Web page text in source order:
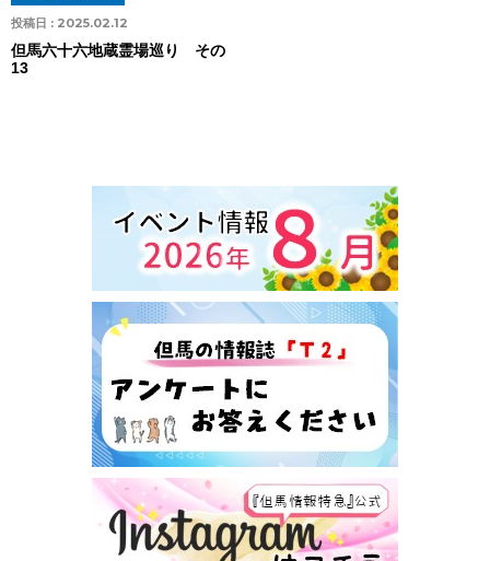
投稿日 : 2025.02.12
但馬六十六地蔵霊場巡り その
13